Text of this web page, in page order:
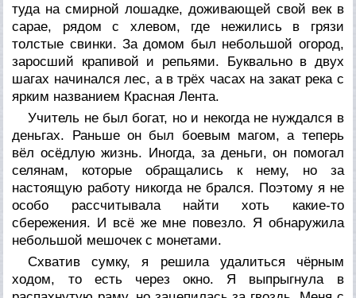
туда на смирной лошадке, доживающей свой век в
сарае, рядом с хлевом, где нежились в грязи
толстые свинки. За домом был небольшой огород,
заросший крапивой и репьями. Буквально в двух
шагах начинался лес, а в трёх часах на закат река с
ярким названием Красная Лента.
Учитель не был богат, но и некогда не нуждался в
деньгах. Раньше он был боевым магом, а теперь
вёл осёдлую жизнь. Иногда, за деньги, он помогал
селянам, которые обращались к нему, но за
настоящую работу никогда не брался. Поэтому я не
особо рассчитывала найти хоть какие-то
сбережения. И всё же мне повезло. Я обнаружила
небольшой мешочек с монетами.
Схватив сумку, я решила удалиться чёрным
ходом, то есть через окно. Я выпрыгнула в